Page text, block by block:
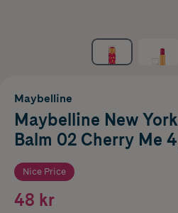
Maybelline
Maybelline New
Balm 02 Cherry Me
Nice Price
48 kr